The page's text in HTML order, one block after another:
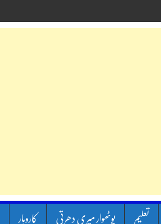
تعلیم پوٹھوار میری دھرتی کاروبار